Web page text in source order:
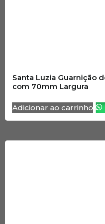
Santa Luzia Guarnição
com 70mm Largura
Adicionar ao carrinho